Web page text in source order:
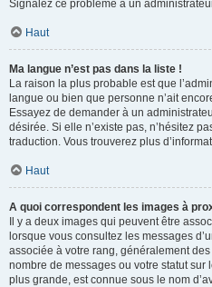
Signalez ce problème à un
Haut
Ma langue n’est pas dans la liste !
La raison la plus probable est que
langue ou bien que personne n’ait
Essayez de demander à un
désirée. Si elle n’existe pas, n’hésitez
traduction. Vous trouverez plus
Haut
A quoi correspondent les images à
Il y a deux images qui peuvent être
lorsque vous consultez les messages
associée à votre rang, généralement
nombre de messages ou votre statut
plus grande, est connue sous le nom